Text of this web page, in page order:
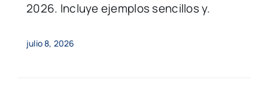
2026. Incluye ejemplos sencillos y.
julio 8, 2026